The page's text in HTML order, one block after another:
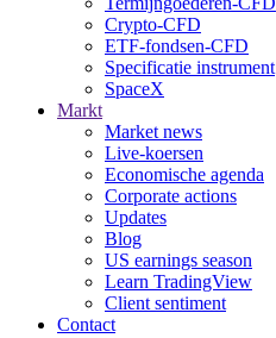
Crypto-CFD
ETF-fondsen-CFD
Specificatie instrument
SpaceX
Markt
Market news
Live-koersen
Economische agenda
Corporate actions
Updates
Blog
US earnings season
Learn TradingView
Client sentiment
Contact